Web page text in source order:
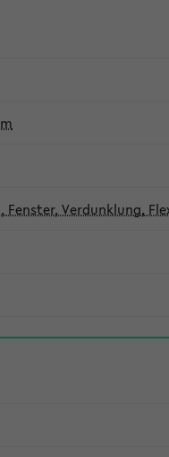
Fenster, Verdunklung,